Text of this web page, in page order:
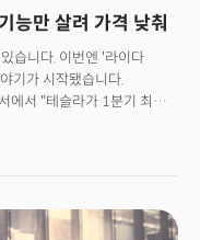
급 없이, 사이버트럭에
대외적 상황은 좋지
해 테슬라에 불똥이 튀면서
를 대상으로 한 연쇄 방화
슬라는 외장 패널 문제로
하기로 했는데요. 주행 중
습니다.
능만 살려 가격 낮춰
습니다. 이번엔 '라이다
기가 시작됐습니다.
에서 "테슬라가 1분기 최대
출의 10%를 테슬라가
고 부르기도 했으며,
기업들을 향해 '운이